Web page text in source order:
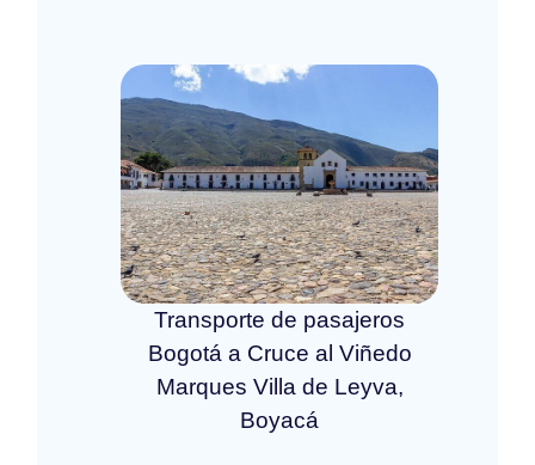
Transporte de pasajeros
Bogotá a Cruce al Viñedo
Marques Villa de Leyva,
Boyacá